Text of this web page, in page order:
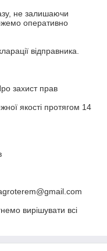
не залишаючи
оперативно
відправника.
захист прав
вирішувати всі